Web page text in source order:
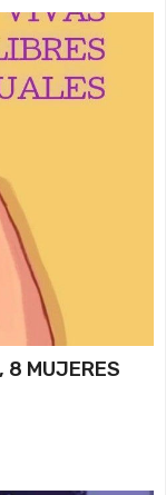
8 MUJERES